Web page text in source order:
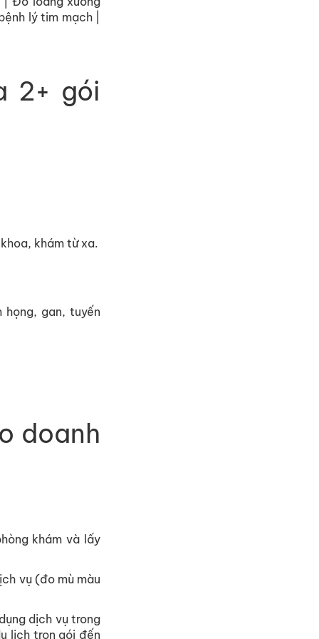
lý tim mạch |
2+ gói
khám từ xa.
gan, tuyến
doanh
khám và lấy
vụ (đo mù màu
dịch vụ trong
lịch trọn gói đến